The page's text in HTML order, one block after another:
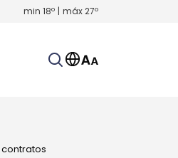
min 18º | máx27º
contratos